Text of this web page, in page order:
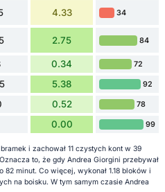
4.33 34
2.75 84
0.34 72
5.38 92
0.52 78
0.00 99
i zachował 11 czystych kont w 39
to, że gdy Andrea Giorgini przebywał
minut. Co więcej, wykonał 1.18 bloków i
na boisku. W tym samym czasie Andrea